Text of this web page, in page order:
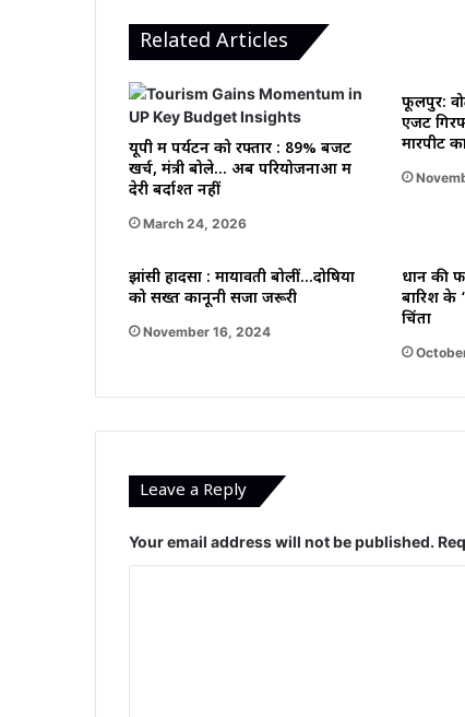
Related Articles
यूपी में पर्यटन को रफ्तार : 89% बजट
खर्च, मंत्री बोले… अब परियोजनाओं में
देरी बर्दाश्त नहीं
March 24, 2026
फूलपुर:
एजेंट
मारपीट
झांसी हादसा : मायावती बोलीं…दोषियों
को सख्त कानूनी सजा जरूरी
November 16, 2024
धान की
बारिश के
चिंता
Leave a Reply
Your email address will not be published.